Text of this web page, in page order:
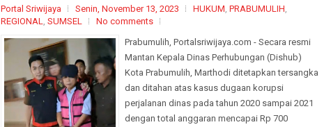
Portal Sriwijaya Senin, November 13, 2023 HUKUM, PRABUMULIH,
REGIONAL, SUMSEL
No comments
Prabumulih, Portalsriwijaya.com - Secara resmi
Mantan Kepala Dinas Perhubungan (Dishub)
Kota Prabumulih, Marthodi ditetapkan tersangka
dan ditahan atas kasus dugaan korupsi
perjalanan dinas pada tahun 2020 sampai 2021
dengan total anggaran mencapai Rp 700